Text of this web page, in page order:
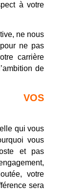
à votre
ne nous
ne pas
carrière
de
VOS
qui vous
vous
et pas
votre
sera